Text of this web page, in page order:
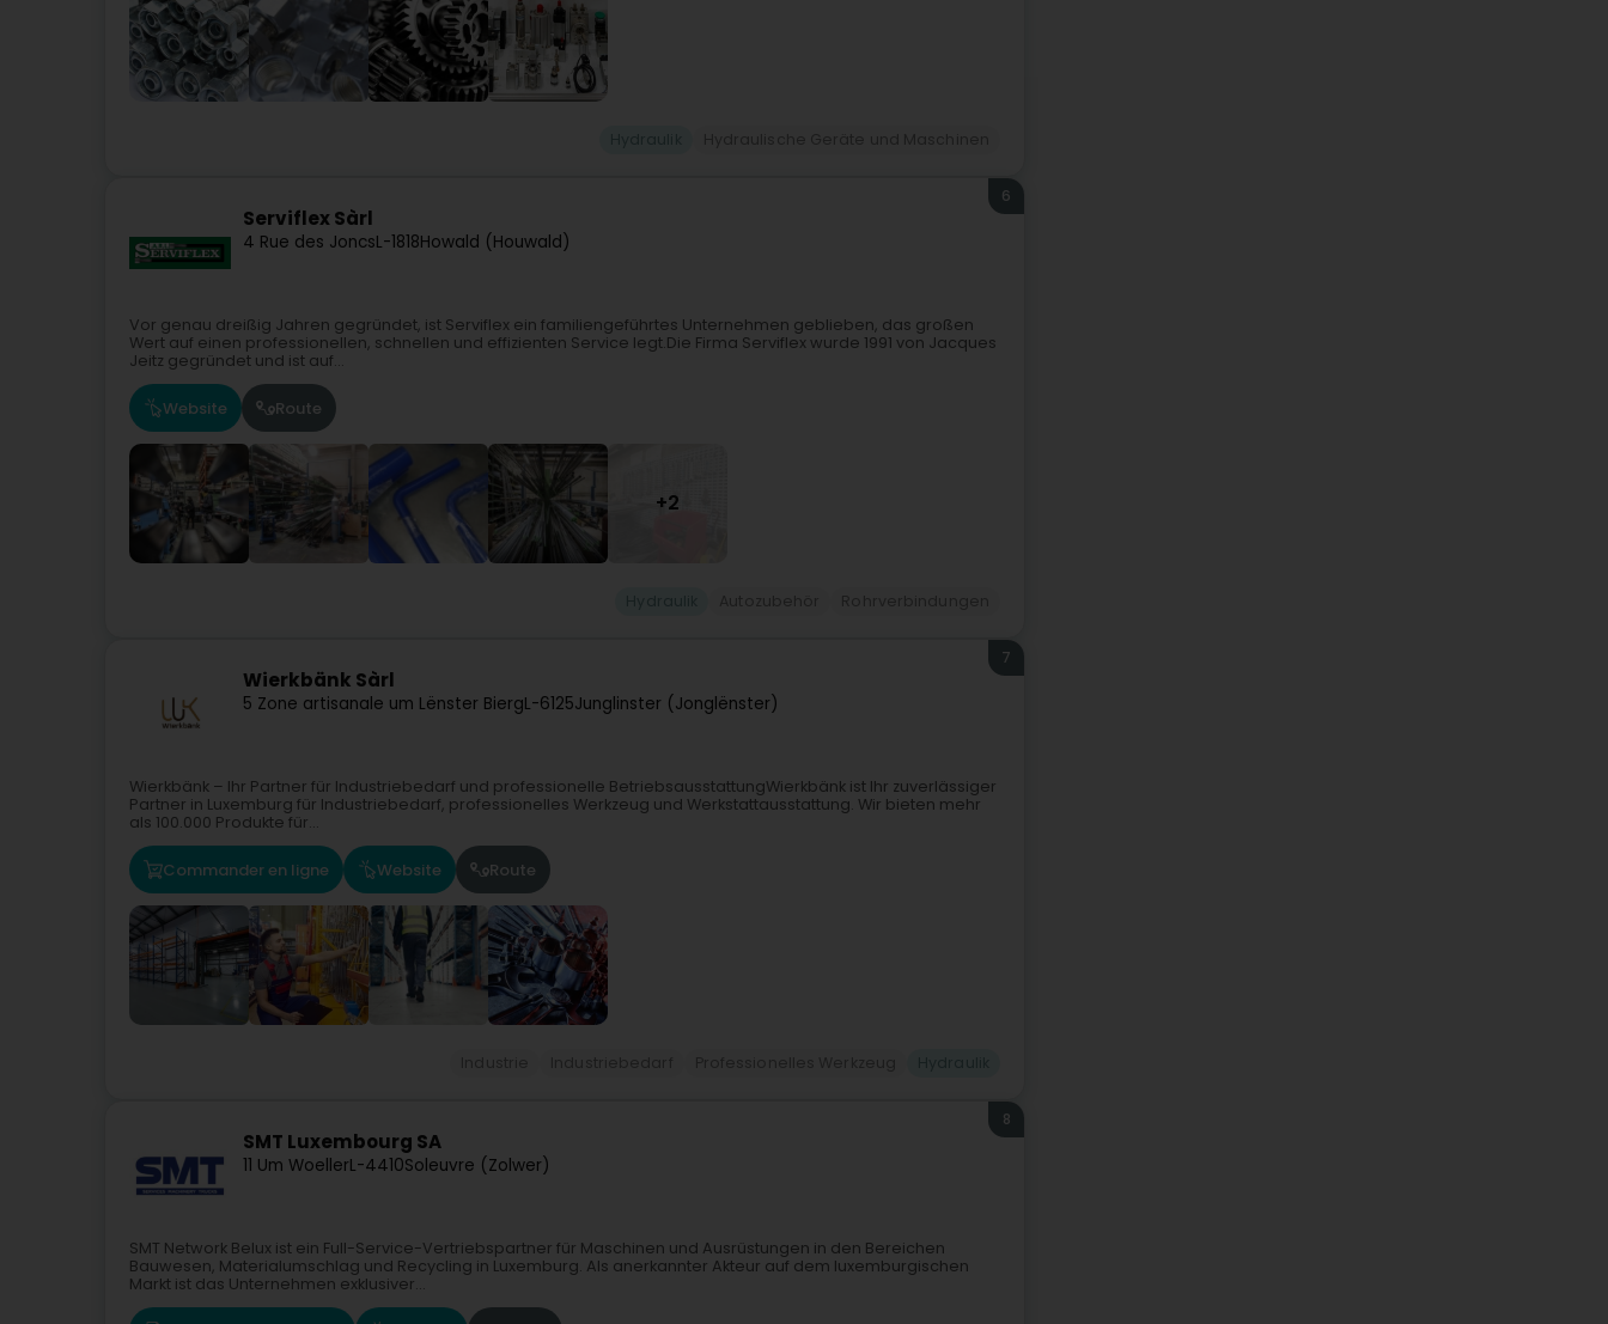
Serviflex Sàrl
4 Rue des JoncsL-1818Howald (Houwald)
6
Vor genau dreißig Jahren gegründet, ist Serviflex ein familiengeführtes Unternehmen geblieben, das großen
Wert auf einen professionellen, schnellen und effizienten Service legt.Die Firma Serviflex wurde 1991 von Jacques
Jeitz gegründet und ist auf...
Website Route
+2
Wierkbänk Sàrl
5 Zone artisanale um Lënster BiergL-6125Junglinster (Jonglënster)
7
Wierkbänk – Ihr Partner für Industriebedarf und professionelle BetriebsausstattungWierkbänk ist Ihr zuverlässiger
Partner in Luxemburg für Industriebedarf, professionelles Werkzeug und Werkstattausstattung. Wir bieten mehr
als 100.000 Produkte für...
Commander en ligne Website Route
SMT Luxembourg SA
11 Um WoellerL-4410Soleuvre (Zolwer)
8
SMT Network Belux ist ein Full-Service-Vertriebspartner für Maschinen und Ausrüstungen in den Bereichen
Bauwesen, Materialumschlag und Recycling in Luxemburg. Als anerkannter Akteur auf dem luxemburgischen
Markt ist das Unternehmen exklusiver...